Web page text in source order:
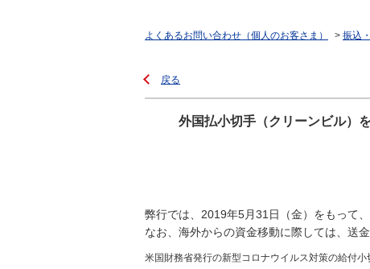
よくあるお問い合わせ（個人のお客さま） > 振込
戻る
外国払小切手（クリーンビル）
弊行では、2019年5月31日（金）をもって
なお、海外からの資金移動に際しては、送
米国財務省発行の新型コロナウイルス対策の給付